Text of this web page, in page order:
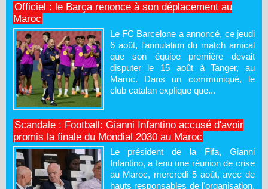
Officiel : le Barça renonce à son déplacement au
Maroc
Le FC Barcelone a annoncé, ce jeudi
6 août, l'annulation du match amical
que son équipe première devait
disputer le 15 août à Tanger, au
Maroc. Dans un communiqué, le
club catalan explique que...
Scandale : Football: Gianni Infantino accusé d'avoir
promis la finale du Mondial 2030 au Maroc
Le président de la Fifa, Gianni
Infantino, a tenu une réunion de crise
au Maroc, mercredi 5 août, avec de
hauts responsables de l'organisation.